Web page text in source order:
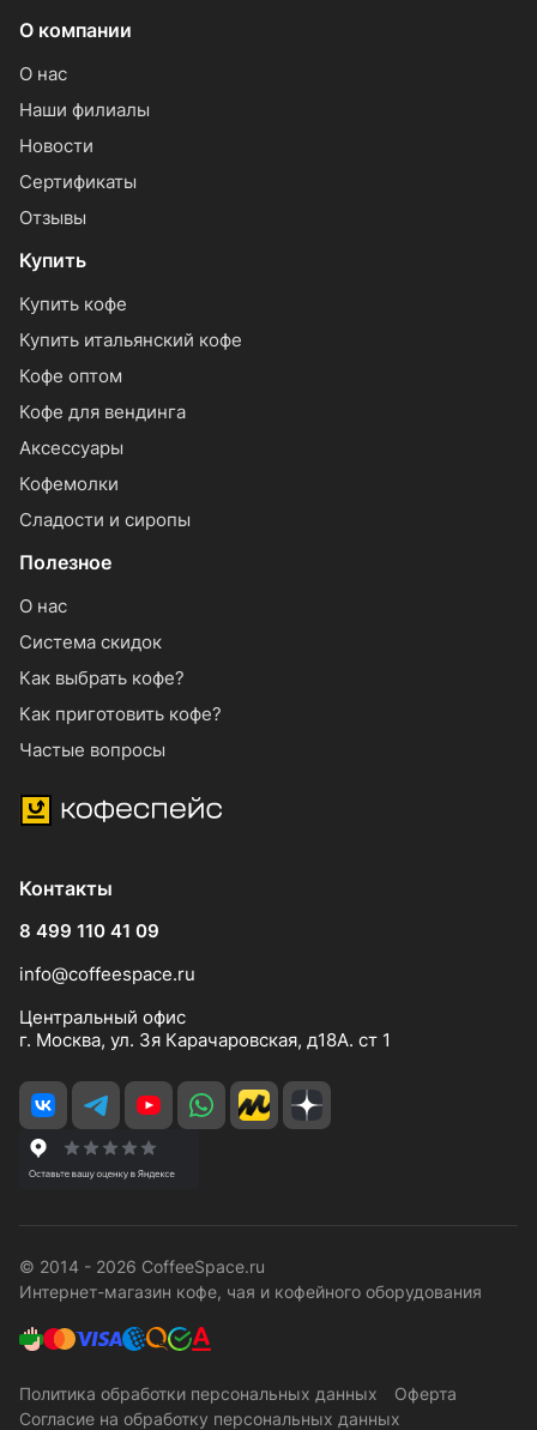
О компании
О нас
Наши филиалы
Новости
Сертификаты
Отзывы
Купить
Купить кофе
Купить итальянский кофе
Кофе оптом
Кофе для вендинга
Аксессуары
Кофемолки
Сладости и сиропы
Полезное
О нас
Система скидок
Как выбрать кофе?
Как приготовить кофе?
Частые вопросы
Контакты
8 499 110 41 09
info@coffeespace.ru
Центральный офис
г. Москва, ул. 3я Карачаровская, д18А. ст 1
© 2014 - 2026 CoffeeSpace.ru
Интернет-магазин кофе, чая и кофейного оборудования
Политика обработки персональных данных
Оферта
Согласие на обработку персональных данных